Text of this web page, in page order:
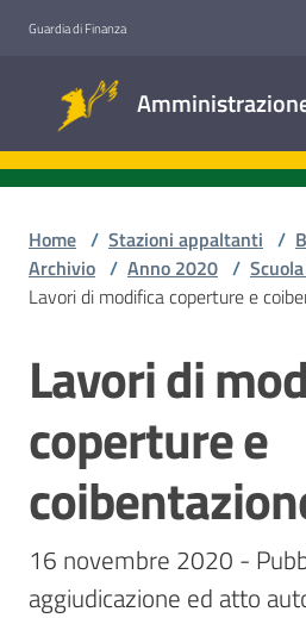
Guardia di Finanza
trasparente
Stazioni
appaltanti
Contatti
Home / Stazioni appaltanti /
Archivio / Anno 2020 /
Lavori di modifica coperture e
Salta al contenuto
Lavori di
coperture e
16 novembre 2020 -
aggiudicazione ed atto